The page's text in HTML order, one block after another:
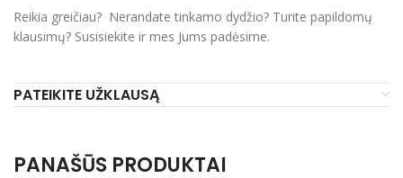
Reikia greičiau? Nerandate tinkamo dydžio? Turite papildomų
klausimų? Susisiekite ir mes Jums padėsime.
PATEIKITE UŽKLAUSĄ
PANAŠŪS PRODUKTAI